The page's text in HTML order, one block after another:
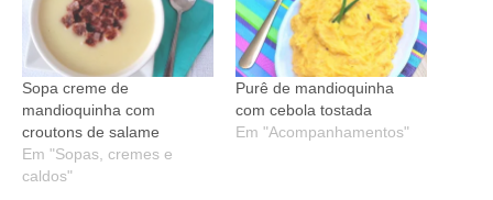
Sopa creme de
mandioquinha com
croutons de salame
Em "Sopas, cremes e
caldos"
Purê de mandioquinha
com cebola tostada
Em "Acompanhamentos"